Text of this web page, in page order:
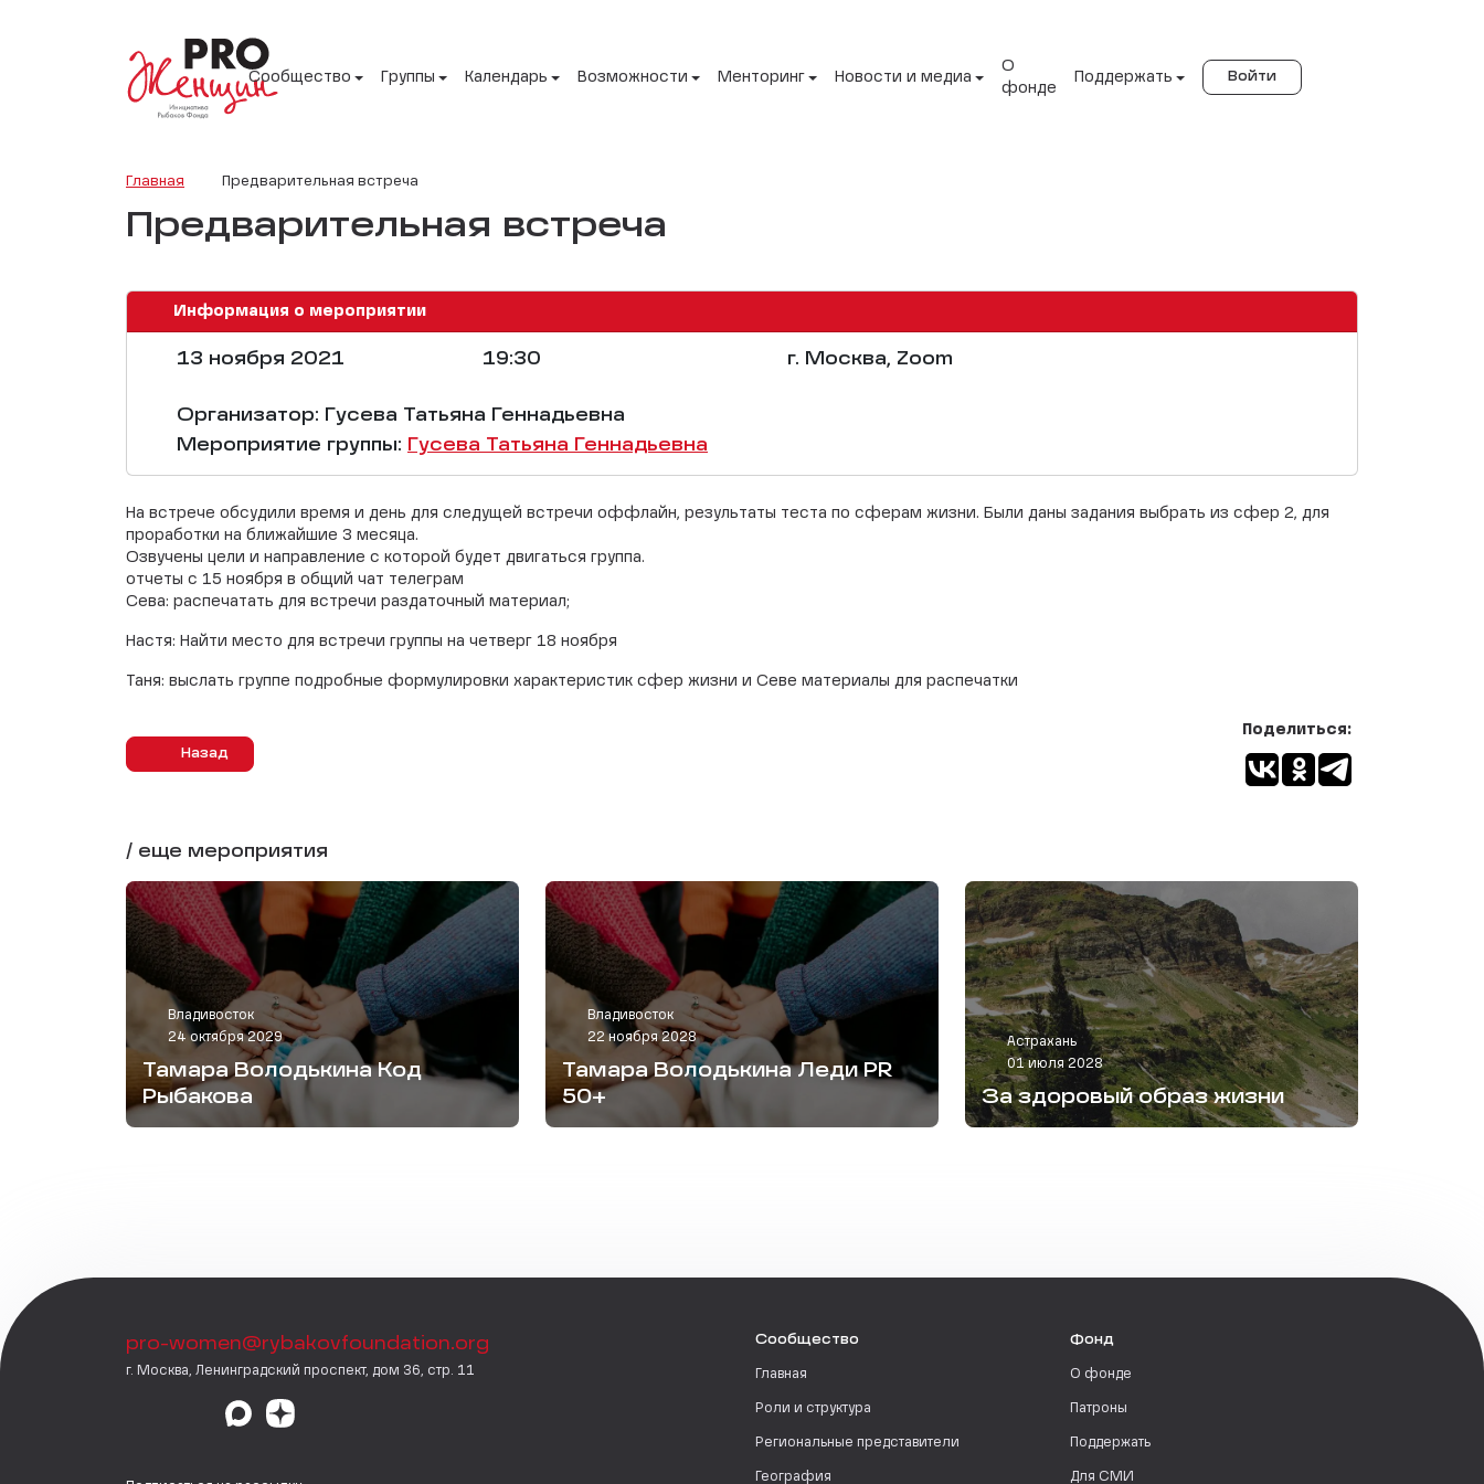
Сообщество Группы Календарь Возможности Менторинг Новости и медиа
О
фонде
Поддержать Войти
Главная Предварительная встреча
Предварительная встреча
Информация о мероприятии
13 ноября 2021 19:30 г. Москва, Zoom
Организатор: Гусева Татьяна Геннадьевна
Мероприятие группы: Гусева Татьяна Геннадьевна
На встрече обсудили время и день для следущей встречи оффлайн, результаты теста по сферам жизни. Были даны задания выбрать из сфер 2, для
проработки на ближайшие 3 месяца.
Озвучены цели и направление с которой будет двигаться группа.
отчеты с 15 ноября в общий чат телеграм
Сева: распечатать для встречи раздаточный материал;
Настя: Найти место для встречи группы на четверг 18 ноября
Таня: выслать группе подробные формулировки характеристик сфер жизни и Севе материалы для распечатки
Назад
Поделиться:
/ еще мероприятия
Владивосток
24 октября 2029
Тамара Володькина Код
Рыбакова
Владивосток
22 ноября 2028
Тамара Володькина Леди PR
50+
Астрахань
01 июля 2028
За здоровый образ жизни
pro-women@rybakovfoundation.org
г. Москва, Ленинградский проспект, дом 36, стр. 11
Сообщество
Главная
Роли и структура
Региональные представители
География
Фонд
О фонде
Патроны
Поддержать
Для СМИ